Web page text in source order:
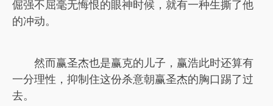
倔强不屈毫无悔恨的眼神时候，就有一种生撕了他
的冲动。
然而赢圣杰也是赢克的儿子，赢浩此时还算有
一分理性，抑制住这份杀意朝赢圣杰的胸口踢了过
去。